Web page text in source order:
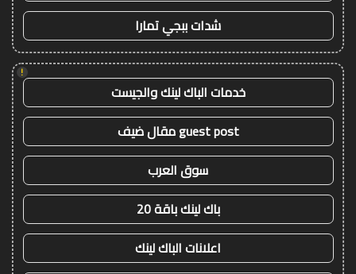
شدات ببجي تمارا
!
خدمات الباك لينك والجيست
guest post مقال ضيف
سوق العرب
باك لينك باقة 20
اعلانات الباك لينك